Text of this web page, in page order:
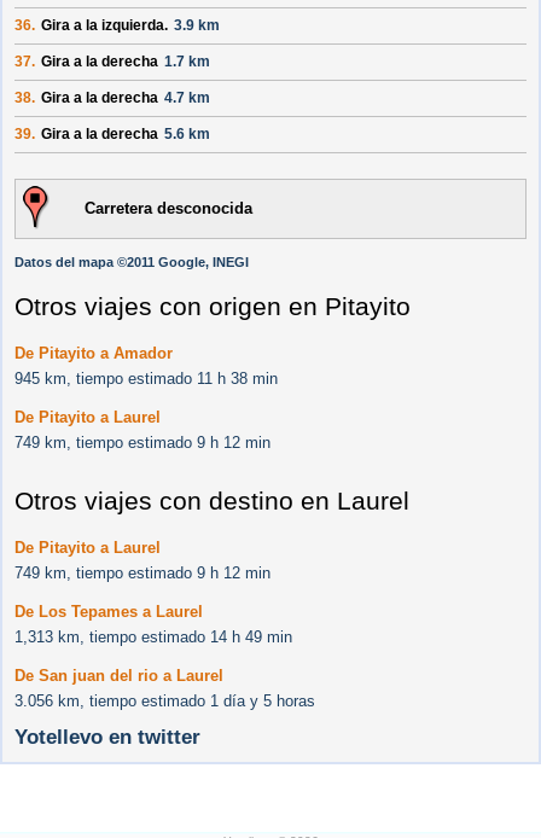
36. Gira a la izquierda. 3.9 km
37. Gira a la derecha 1.7 km
38. Gira a la derecha 4.7 km
39. Gira a la derecha 5.6 km
Carretera desconocida
Datos del mapa ©2011 Google, INEGI
Otros viajes con origen en Pitayito
De Pitayito a Amador
945 km, tiempo estimado 11 h 38 min
De Pitayito a Laurel
749 km, tiempo estimado 9 h 12 min
Otros viajes con destino en Laurel
De Pitayito a Laurel
749 km, tiempo estimado 9 h 12 min
De Los Tepames a Laurel
1,313 km, tiempo estimado 14 h 49 min
De San juan del rio a Laurel
3.056 km, tiempo estimado 1 día y 5 horas
Yotellevo en twitter